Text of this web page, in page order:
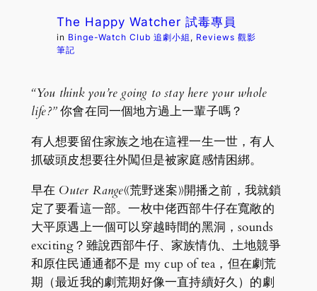
The Happy Watcher 試毒專員
in Binge-Watch Club 追劇小組 , Reviews 觀影
筆記
“You think you’re going to stay here your whole
life?”你會在同一個地方過上一輩子嗎？
有人想要留住家族之地在這裡一生一世，有人
抓破頭皮想要往外闖但是被家庭感情困綁。
早在 Outer Range《荒野迷案》開播之前，我就鎖
定了要看這一部。一枚中佬西部牛仔在寬敞的
大平原遇上一個可以穿越時間的黑洞，sounds
exciting？雖說西部牛仔、家族情仇、土地競爭
和原住民通通都不是 my cup of tea，但在劇荒
期（最近我的劇荒期好像一直持續好久）的劇